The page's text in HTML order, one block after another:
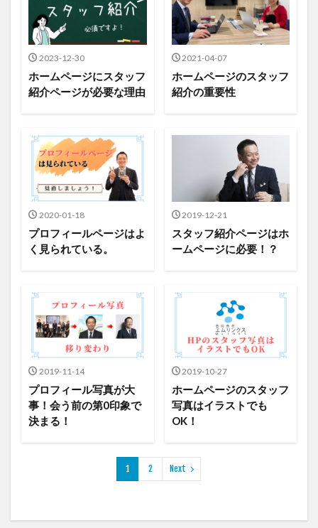
2023-12-30
ホームページにスタッフ
紹介ページが必要な理由
2021-04-07
ホームページのスタッフ
紹介の重要性
2020-01-18
プロフィールページはよ
く見られている。
2019-12-21
スタッフ紹介ページはホ
ームページに必要！？
2019-11-14
プロフィール写真が大
事！会う前の第0印象で
決まる！
2019-10-27
ホームページのスタッフ
写真はイラストでも
OK！
1 2 Next